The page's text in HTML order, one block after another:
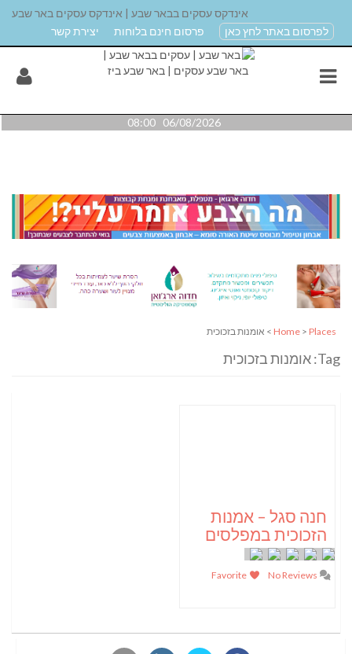
אינדקס עסקים בבאר שבע | אינדקס עסקים באר שבע
לפרסום באתר לחץ כאן
פרסום חינם בלוחות יצירת קשר
06/08/2026 08:00
Home > Places > אומנות בזכוכית
Tag: אומנות בזכוכית
חנה סגל – אמנות
הזכוכית במפלסים